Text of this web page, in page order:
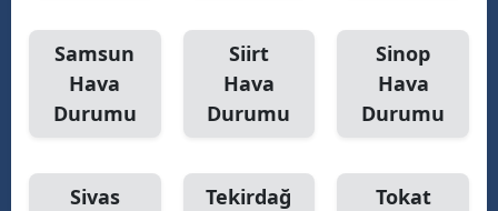
Samsun
Hava
Durumu
Siirt
Hava
Durumu
Sinop
Hava
Durumu
Sivas
Tekirdağ
Tokat